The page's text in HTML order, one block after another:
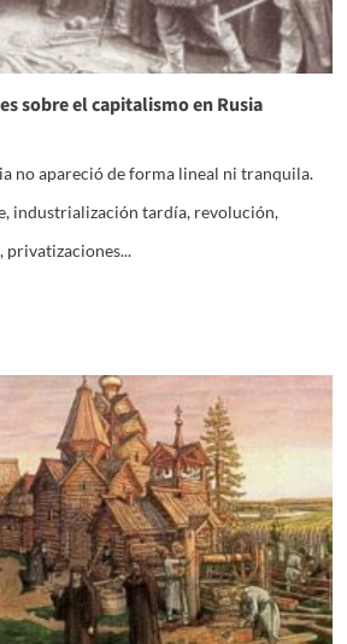
sobre el capitalismo en Rusia
no apareció de forma lineal ni tranquila.
industrialización tardía, revolución,
privatizaciones...